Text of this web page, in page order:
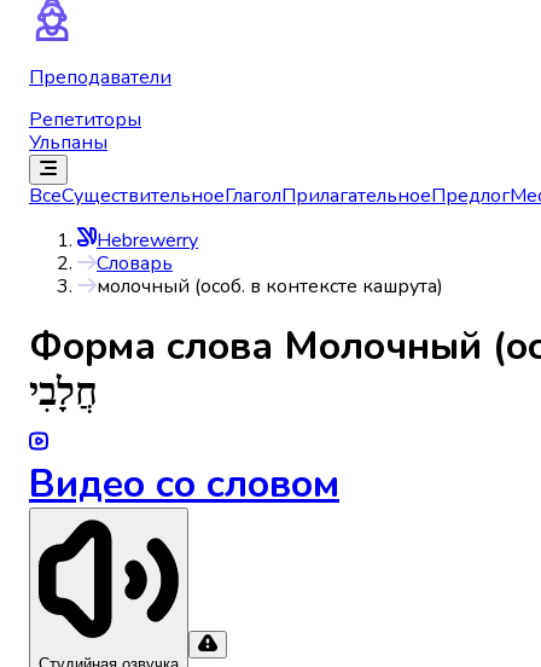
Преподаватели
Репетиторы
Ульпаны
ВсеСуществительноеГлаголПрилагательноеПредлог
Hebrewerry
Словарь
молочный (особ. в контексте кашрута)
Форма слова Молочный
חֲלָבִי
Видео со словом